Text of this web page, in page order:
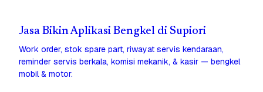
Jasa Bikin Aplikasi Bengkel di Supiori
Work order, stok spare part, riwayat servis kendaraan,
reminder servis berkala, komisi mekanik, & kasir — bengkel
mobil & motor.